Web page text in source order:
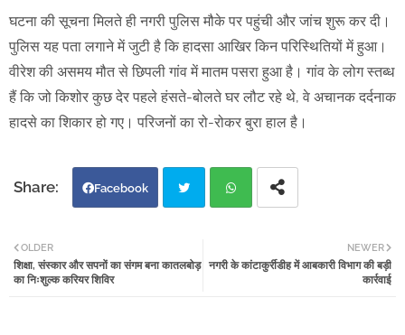
घटना की सूचना मिलते ही नगरी पुलिस मौके पर पहुंची और जांच शुरू कर दी।
पुलिस यह पता लगाने में जुटी है कि हादसा आखिर किन परिस्थितियों में हुआ।
वीरेश की असमय मौत से छिपली गांव में मातम पसरा हुआ है। गांव के लोग स्तब्ध
हैं कि जो किशोर कुछ देर पहले हंसते-बोलते घर लौट रहे थे, वे अचानक दर्दनाक
हादसे का शिकार हो गए। परिजनों का रो-रोकर बुरा हाल है।
Facebook
tter atsa
NEWER
नगरी के कांटाकुर्रीडीह में आबकारी विभाग की बड़ी
कार्रवाई
OLDER
शिक्षा, संस्कार और सपनों का संगम बना कातलबोड़
का निःशुल्क करियर शिविर